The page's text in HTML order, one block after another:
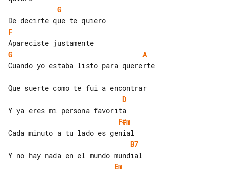
G
F
G
A
Cuando yo estaba listo para quererte
D
F#m
B7
Em